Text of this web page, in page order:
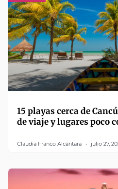
15 playas cerca de
de viaje y lugares poco
Claudia Franco Alcántara julio 27,